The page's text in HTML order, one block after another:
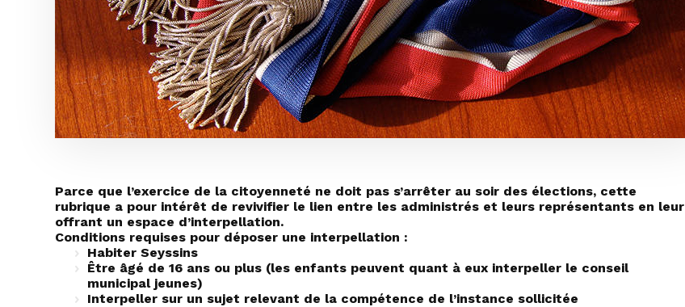
Parce que l’exercice de la citoyenneté ne doit pas s’arrêter au soir des élections, cette
rubrique a pour intérêt de revivifier le lien entre les administrés et leurs représentants en leur
offrant un espace d’interpellation.
Conditions requises pour déposer une interpellation :
Habiter Seyssins
Être âgé de 16 ans ou plus (les enfants peuvent quant à eux interpeller le conseil
municipal jeunes)
Interpeller sur un sujet relevant de la compétence de l’instance sollicitée